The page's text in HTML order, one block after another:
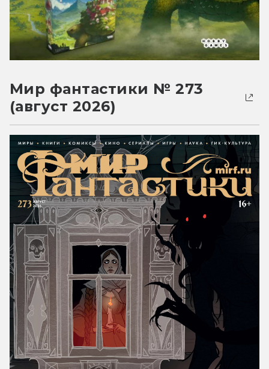
Мир фантастики № 273
(август 2026)